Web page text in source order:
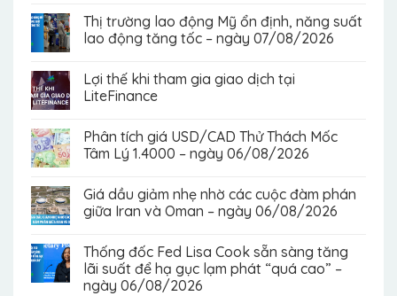
Thị trường lao động Mỹ ổn định, năng suất
lao động tăng tốc – ngày 07/08/2026
Lợi thế khi tham gia giao dịch tại
LiteFinance
Phân tích giá USD/CAD Thử Thách Mốc
Tâm Lý 1.4000 – ngày 06/08/2026
Giá dầu giảm nhẹ nhờ các cuộc đàm phán
giữa Iran và Oman – ngày 06/08/2026
Thống đốc Fed Lisa Cook sẵn sàng tăng
lãi suất để hạ gục lạm phát “quá cao” –
ngày 06/08/2026